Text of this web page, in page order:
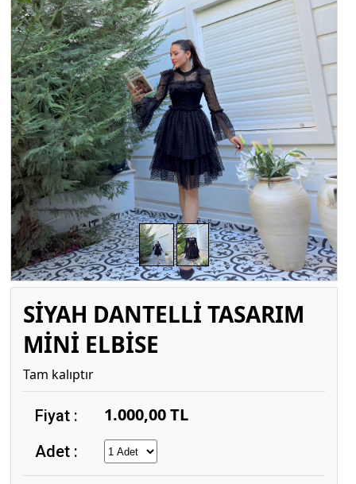
SİYAH DANTELLİ TASARIM
MİNİ ELBİSE
Tam kalıptır
Fiyat : 1.000,00 TL
Adet :